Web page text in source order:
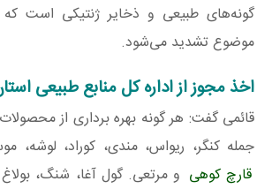
گونه‌های طبیعی و ذخایر ژنتیکی است
موضوع تشدید می‌شود.
اخذ مجوز از اداره کل منابع طبیعی
قائمی گفت: هر گونه بهره برداری از
جمله کنگر، ریواس، مندی، کوراد، لوشه،
قارچ‌ کوهی و مرتعی. گول آغا، شنگ، بولاغ